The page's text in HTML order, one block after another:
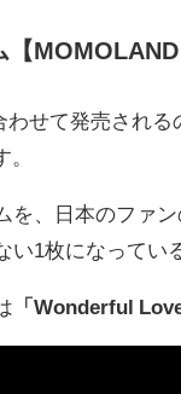
【
わせて発売され
。
を、日本のファン
い1枚になってい
「Wonderful Love